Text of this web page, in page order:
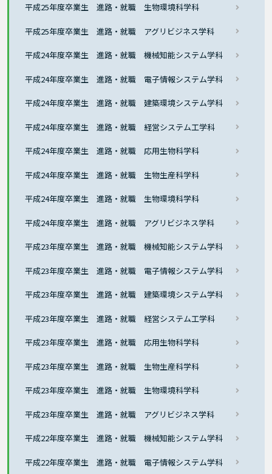
平成25年度卒業生 進路・就職 生物環境科学科
平成25年度卒業生 進路・就職 アグリビジネス学科
平成24年度卒業生 進路・就職 機械知能システム学科
平成24年度卒業生 進路・就職 電子情報システム学科
平成24年度卒業生 進路・就職 建築環境システム学科
平成24年度卒業生 進路・就職 経営システム工学科
平成24年度卒業生 進路・就職 応用生物科学科
平成24年度卒業生 進路・就職 生物生産科学科
平成24年度卒業生 進路・就職 生物環境科学科
平成24年度卒業生 進路・就職 アグリビジネス学科
平成23年度卒業生 進路・就職 機械知能システム学科
平成23年度卒業生 進路・就職 電子情報システム学科
平成23年度卒業生 進路・就職 建築環境システム学科
平成23年度卒業生 進路・就職 経営システム工学科
平成23年度卒業生 進路・就職 応用生物科学科
平成23年度卒業生 進路・就職 生物生産科学科
平成23年度卒業生 進路・就職 生物環境科学科
平成23年度卒業生 進路・就職 アグリビジネス学科
平成22年度卒業生 進路・就職 機械知能システム学科
平成22年度卒業生 進路・就職 電子情報システム学科